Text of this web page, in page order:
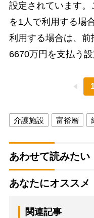
設定されています
を1人で利用する場
利用する場合は、
6670万円を支払う設
介護施設 富裕層
あわせて読みたい
あなたにオススメ
関連記事